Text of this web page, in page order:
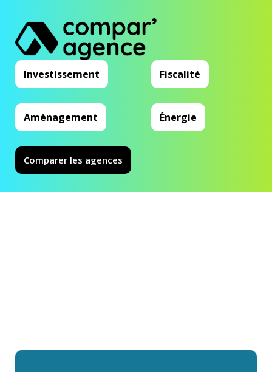
Investissement Fiscalité
Aménagement Énergie
Comparer les agences